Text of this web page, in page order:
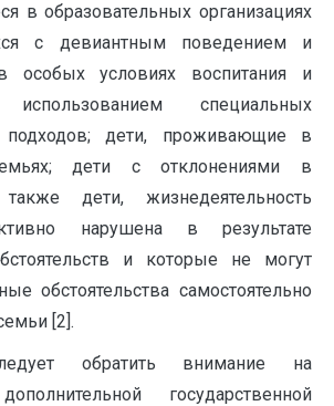
в образовательных организациях
с девиантным поведением и
особых условиях воспитания и
специальных
подходов; дети, проживающие в
дети с отклонениями в
дети, жизнедеятельность
нарушена в результате
и которые не могут
обстоятельства самостоятельно
[2].
обратить внимание на
государственной